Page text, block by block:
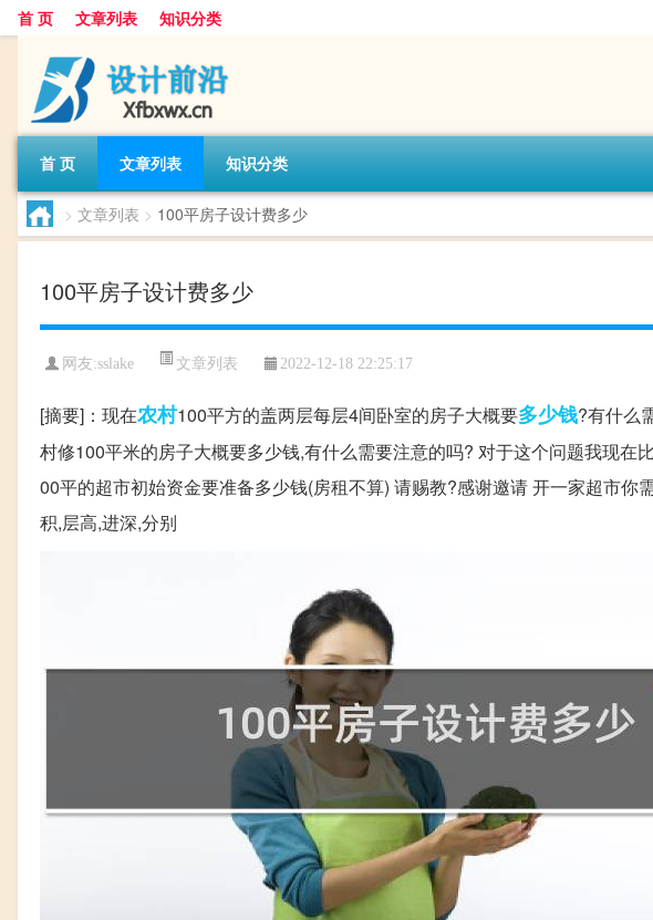
首 页 文章列表 知识分类
首 页 文章列表 知识分类
> 文章列表 > 100平房子设计费多少
100平房子设计费多少
网友:sslake 文章列表 2022-12-18 22:25:17
[摘要]：现在农村100平方的盖两层每层4间卧室的房子大概要多少钱?有什么
村修100平米的房子大概要多少钱,有什么需要注意的吗? 对于这个问题我现在
00平的超市初始资金要准备多少钱(房租不算) 请赐教?感谢邀请 开一家超市你
积,层高,进深,分别